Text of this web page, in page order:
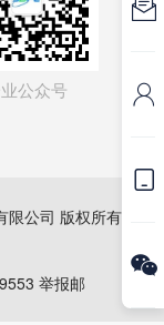
公众号
限公司 版权所有
举报邮



